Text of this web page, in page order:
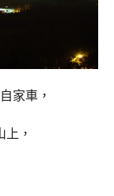
家車，
，